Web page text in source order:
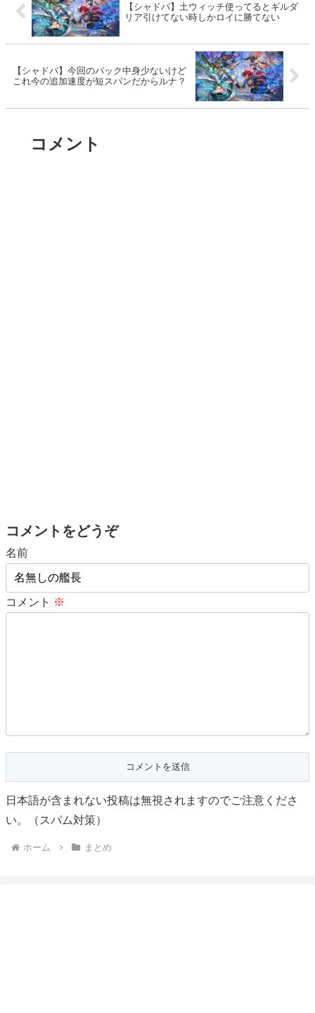
【シャドバ】土ウィッチ使ってるとギルダ
リア引けてない時しかロイに勝てない
【シャドバ】今回のパック中身少ないけど
これ今の追加速度が短スパンだからルナ？
コメント
コメントをどうぞ
名前
コメント ※
日本語が含まれない投稿は無視されますのでご注意くださ
い。（スパム対策）
ホーム まとめ